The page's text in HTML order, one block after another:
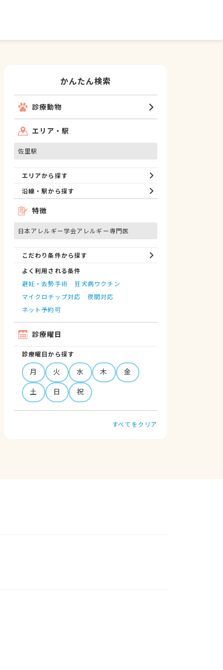
かんたん検索
診療動物
エリア・駅
佐里駅
エリアから探す
沿線・駅から探す
特徴
日本アレルギー学会アレルギー専門医
こだわり条件から探す
よく利用される条件
避妊・去勢手術
狂犬病ワクチン
マイクロチップ対応
夜間対応
ネット予約可
診療曜日
診療曜日から探す
月 火 水 木
金
土
日 祝
すべてをクリア